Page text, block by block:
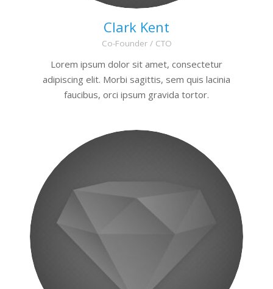
Clark Kent
Co-Founder / CTO
Lorem ipsum dolor sit amet, consectetur
adipiscing elit. Morbi sagittis, sem quis lacinia
faucibus, orci ipsum gravida tortor.